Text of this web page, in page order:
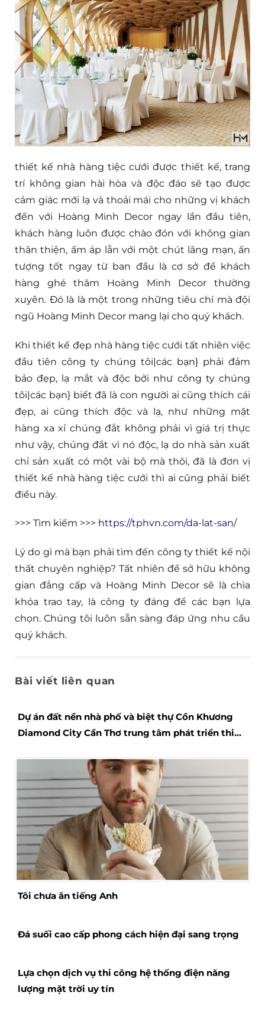
thiết kế nhà hàng tiệc cưới được thiết kế, trang
trí không gian hài hòa và độc đáo sẽ tạo được
cảm giác mới lạ và thoải mái cho những vị khách
đến với Hoàng Minh Decor ngay lần đầu tiên,
khách hàng luôn được chào đón với không gian
thân thiện, ấm áp lẫn với một chút lãng mạn, ấn
tượng tốt ngay từ ban đầu là cơ sở để khách
hàng ghé thăm Hoàng Minh Decor thường
xuyên. Đó là là một trong những tiêu chí mà đội
ngũ Hoàng Minh Decor mang lại cho quý khách.
Khi thiết kế đẹp nhà hàng tiệc cưới tất nhiên việc
đầu tiên công ty chúng tôi|các bạn} phải đảm
bảo đẹp, lạ mắt và độc bởi như công ty chúng
tôi|các bạn} biết đã là con người ai cũng thích cái
đẹp, ai cũng thích độc và lạ, như những mặt
hàng xa xỉ chúng đắt không phải vì giá trị thực
như vậy, chúng đắt vì nó độc, lạ do nhà sản xuất
chỉ sản xuất có một vài bộ mà thôi, đã là đơn vị
thiết kế nhà hàng tiệc cưới thì ai cũng phải biết
điều này.
>>> Tìm kiếm >>> https://tphvn.com/da-lat-san/
Lý do gì mà bạn phải tìm đến công ty thiết kế nội
thất chuyên nghiệp? Tất nhiên để sở hữu không
gian đẳng cấp và Hoàng Minh Decor sẽ là chìa
khóa trao tay, là công ty đáng để các bạn lựa
chọn. Chúng tôi luôn sẵn sàng đáp ứng nhu cầu
quý khách.
Bài viết liên quan
Dự án đất nền nhà phố và biệt thự Cồn Khương
Diamond City Cần Thơ trung tâm phát triển thiết
Tôi chưa ăn tiếng Anh
Đá suối cao cấp phong cách hiện đại sang trọng
Lựa chọn dịch vụ thi công hệ thống điện năng
lượng mặt trời uy tín